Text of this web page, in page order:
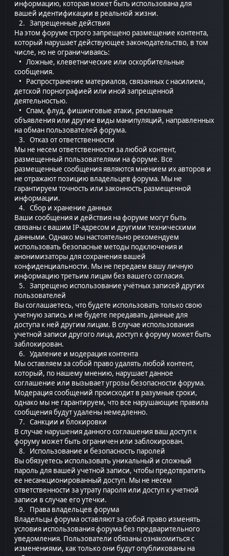
информацию, которая может быть использована для
вашей идентификации в реальной жизни.
2. Запрещенные действия
На этом форуме строго запрещено размещение контента,
который нарушает действующее законодательство, в том
числе, но не ограничиваясь:
• Ложные, клеветнические или оскорбительные
сообщения.
• Распространение материалов, связанных с насилием,
детской порнографией или иной запрещенной
деятельностью.
• Спам, флуд, фишинговые атаки, рекламные
объявления или другие виды манипуляций, направленных
на обман пользователей форума.
3. Отказ от ответственности
Мы не несем ответственности за любой контент,
размещенный пользователями на форуме. Все
размещенные сообщения являются мнением их авторов и
не отражают позицию владельцев форума. Мы не
гарантируем точность или законность размещенной
информации.
4. Сбор и хранение данных
Ваши сообщения и действия на форуме могут быть
связаны с вашим IP-адресом и другими техническими
данными. Однако мы настоятельно рекомендуем
использовать безопасные методы подключения и
анонимизаторы для сохранения вашей
конфиденциальности. Мы не передаем вашу личную
информацию третьим лицам без вашего согласия.
5. Запрещено использование учётных записей других
пользователей
Вы соглашаетесь, что будете использовать только свою
учетную запись и не будете передавать данные для
доступа к ней другим лицам. В случае использования
учетной записи другого лица, доступ к форуму может быть
заблокирован.
6. Удаление и модерация контента
Мы оставляем за собой право удалять любой контент,
который, по нашему мнению, нарушает данное
соглашение или вызывает угрозы безопасности форума.
Модерация сообщений происходит в разумные сроки,
однако мы не гарантируем, что все нарушающие правила
сообщения будут удалены немедленно.
7. Санкции и блокировки
В случае нарушения данного соглашения ваш доступ к
форуму может быть ограничен или заблокирован.
8. Использование и безопасность паролей
Вы обязуетесь использовать уникальный и сложный
пароль для вашей учетной записи, чтобы предотвратить
ее несанкционированный доступ. Мы не несем
ответственности за утрату пароля или доступ к учетной
записи в случае его утечки.
9. Права владельцев форума
Владельцы форума оставляют за собой право изменять
условия использования форума без предварительного
уведомления. Пользователи обязаны ознакомиться с
изменениями, как только они будут опубликованы на